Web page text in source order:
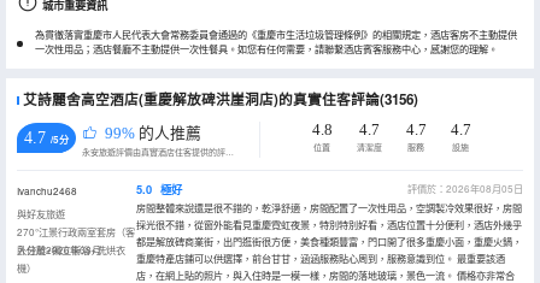
城市重要資訊
為貫徹落實重慶市人民代表大會常務委員會通過的《重慶市生活垃圾管理條例》的相關規定，酒店客房不主動提供
一次性用品；酒店餐廳不主動提供一次性餐具。如您有任何需要，請聯繫酒店賓客服務中心，感謝您的理解。
艾詩麗舍高空酒店(重慶解放碑洪崖洞店)的真實住客評論(3156)
4.7 /5分 99% 的人推薦
永安旅遊評價由真實酒店住客提供的評價。
4.8
位置
4.7
清潔度
4.7
服務
4.7
設施
Ivanchu2468
與好友旅遊
270°江景行政兩室套房（客
卧分離+獨立衞浴+洗烘衣
機）
入住於2026年08月
5.0 極好
評價於：2026年08月05日
房間整體來說還是很不錯的，乾淨舒適，房間配置了一次性用品，空調製冷效果很好，房間
採光很不錯，從窗外能看見重慶霓虹夜景，特別特別好看，酒店位置十分便利，酒店外幾乎
都是解放碑商業街，出門逛街很方便，美食種類豐富，門口開了很多重慶小面，重慶火鍋，
重慶特產店鋪可以供選擇，前台甘甘，涵涵服務貼心周到，服務意識到位。 最重要該酒
店，在網上貼的照片，與入住時是一模一樣，房間的落地玻璃，景色一流。 價格亦非常合